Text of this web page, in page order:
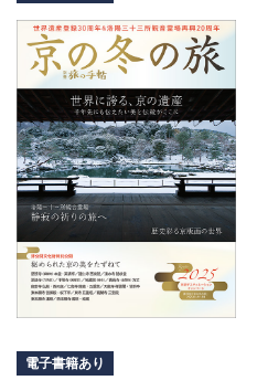
電子書籍あり